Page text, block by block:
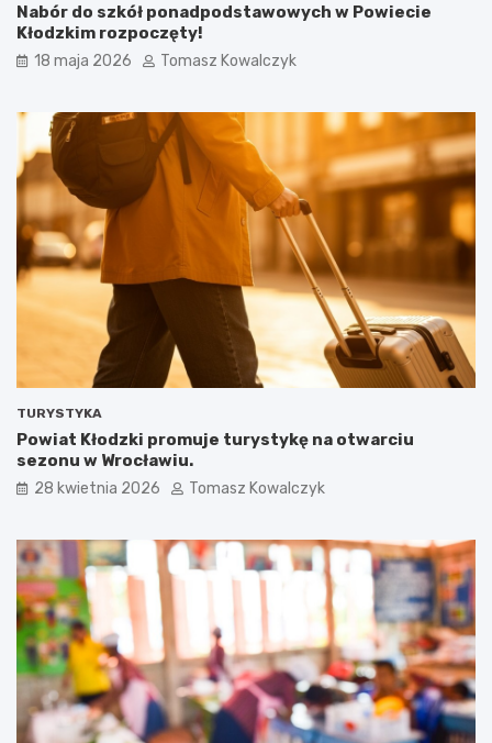
Nabór do szkół ponadpodstawowych w Powiecie
Kłodzkim rozpoczęty!
18 maja 2026 Tomasz Kowalczyk
TURYSTYKA
Powiat Kłodzki promuje turystykę na otwarciu
sezonu w Wrocławiu.
28 kwietnia 2026 Tomasz Kowalczyk